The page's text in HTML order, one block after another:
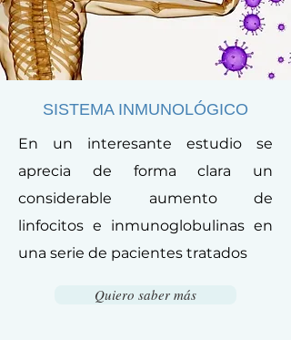
SISTEMA INMUNOLÓGICO
En un interesante estudio se
aprecia de forma clara un
considerable aumento de
linfocitos e inmunoglobulinas en
una serie de pacientes tratados
Quiero saber más